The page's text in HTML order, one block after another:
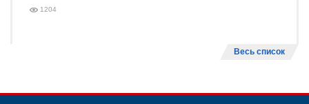
1204
Весь список